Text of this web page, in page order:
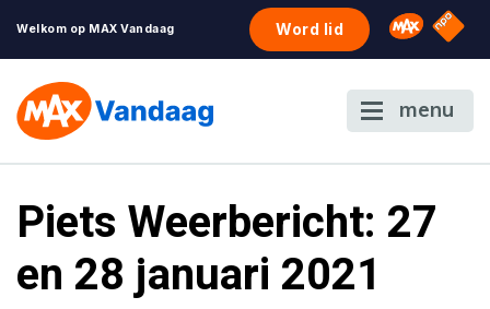
Welkom op MAX Vandaag Word lid Omroep
NPO
menu
Piets Weerbericht: 27
en 28 januari 2021